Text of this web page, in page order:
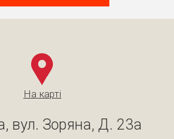
На карті
вул. Зоряна, Д. 23а